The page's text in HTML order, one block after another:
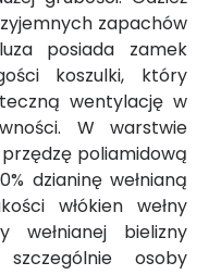
zapachów
posiada zamek
koszulki, który
wentylację w
W warstwie
poliamidową
dzianinę wełnianą
włókien wełny
wełnianej bielizny
osoby